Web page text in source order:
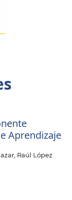
Aprendizaje
Raúl López